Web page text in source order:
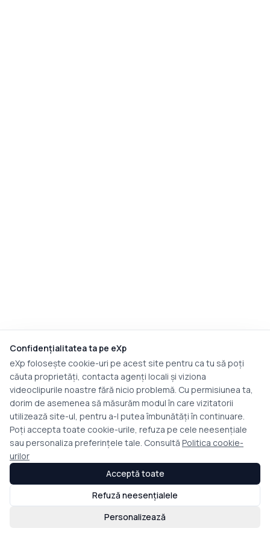
Confidențialitatea ta pe eXp
eXp folosește cookie-uri pe acest site pentru ca tu să poți
căuta proprietăți, contacta agenți locali și viziona
videoclipurile noastre fără nicio problemă. Cu permisiunea ta,
dorim de asemenea să măsurăm modul în care vizitatorii
utilizează site-ul, pentru a-l putea îmbunătăți în continuare.
Poți accepta toate cookie-urile, refuza pe cele neesențiale
sau personaliza preferințele tale. Consultă Politica cookie-
urilor
Personalizează
Refuză neesențialele
Acceptă toate